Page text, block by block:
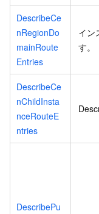
DescribeCe
nRegionDo
mainRoute
Entries
イン
す。
DescribeCe
nChildInsta
nceRouteE
ntries
DescribePu